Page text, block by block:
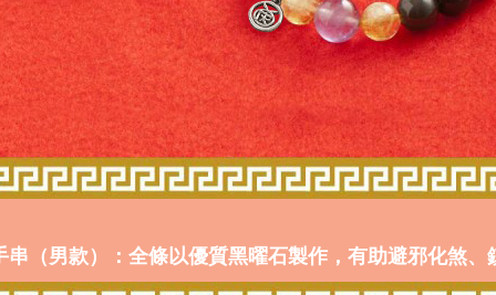
串（男款）：全條以優質黑曜石製作，有助避邪化煞、